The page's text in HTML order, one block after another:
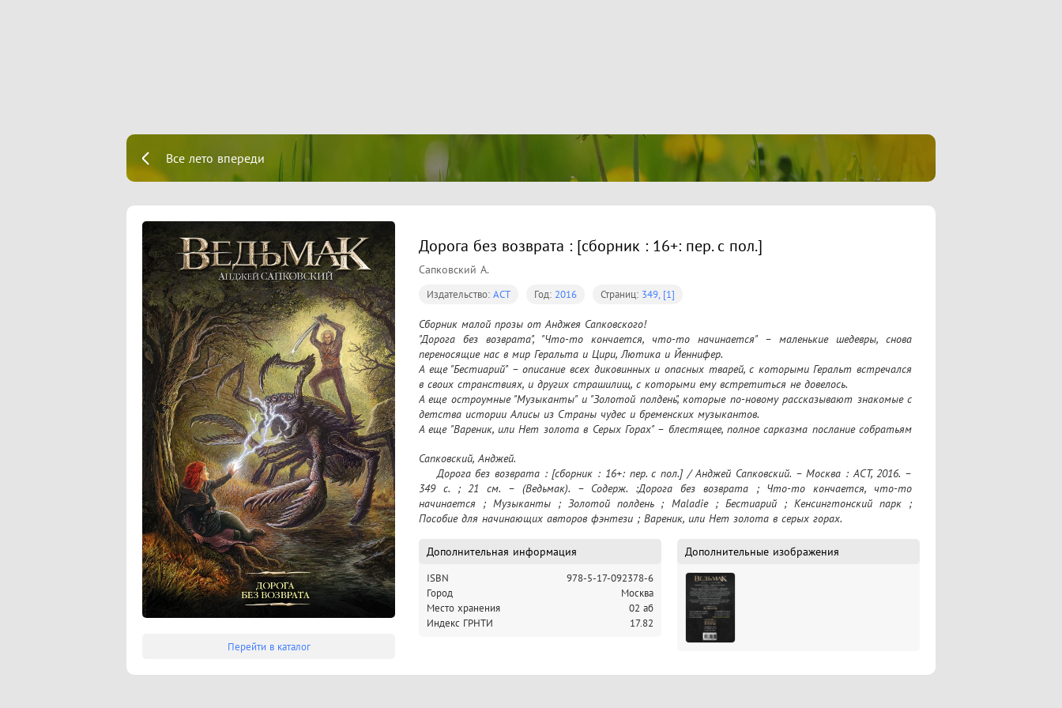
Все лето впереди
Перейти в каталог
Дорога без возврата : [сборник : 16+: пер. с пол.]
Сапковский А.
Издательство: АСТ Год: 2016 Страниц: 349, [1]
Сборник малой прозы от Анджея Сапковского!
"Дорога без возврата", "Что-то кончается, что-то начинается" – маленькие шедевры, снова
переносящие нас в мир Геральта и Цири, Лютика и Йеннифер.
А еще "Бестиарий" – описание всех диковинных и опасных тварей, с которыми Геральт встречался
в своих странствиях, и других страшилищ, с которыми ему встретиться не довелось.
А еще остроумные "Музыканты" и "Золотой полдень", которые по-новому рассказывают знакомые с
детства истории Алисы из Страны чудес и бременских музыкантов.
А еще "Вареник, или Нет золота в Серых Горах" – блестящее, полное сарказма послание собратьям
славянскую почву.
Сапковский, Анджей.
349 с. ; 21 см. – (Ведьмак). – Содерж. :Дорога без возврата ; Что-то кончается, что-то
начинается ; Музыканты ; Золотой полдень ; Maladie ; Бестиарий ; Кенсингтонский парк ;
Пособие для начинающих авторов фэнтези ; Вареник, или Нет золота в серых горах.
Дополнительная информация
ISBN
978-5-17-092378-6
Город
Москва
Место хранения
02 аб
Индекс ГРНТИ
17.82
Дополнительные изображения